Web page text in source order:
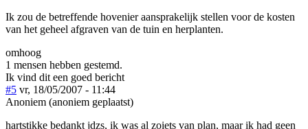
Ik zou de betreffende hovenier aansprakelijk stellen voor de kosten
van het geheel afgraven van de tuin en herplanten.
omhoog
1 mensen hebben gestemd.
Ik vind dit een goed bericht
#5 vr, 18/05/2007 - 11:44
Anoniem (anoniem geplaatst)
hartstikke bedankt jdzs, ik was al zoiets van plan, maar ik had geen